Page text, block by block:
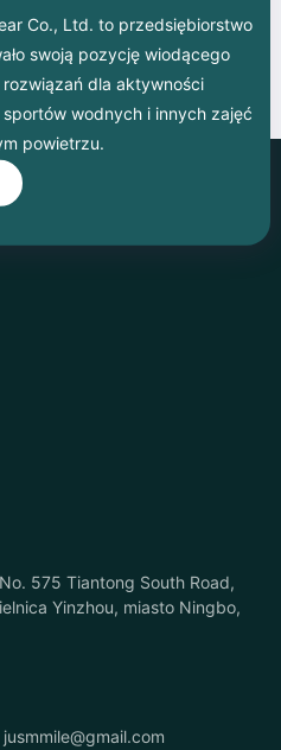
Co., Ltd. to przedsiębiorstwo
swoją pozycję wiodącego
dla aktywności
wodnych i innych zajęć
powietrzu.
575 Tiantong South Road,
Yinzhou, miasto Ningbo,
jusmmile@gmail.com